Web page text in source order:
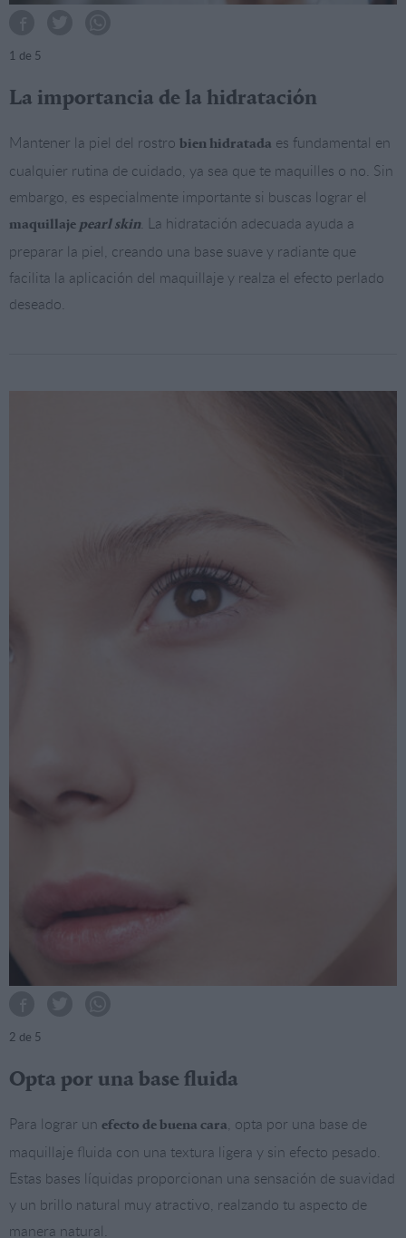
1 de 5
La importancia de la hidratación
Mantener la piel del rostro bien hidratada es fundamental en
cualquier rutina de cuidado, ya sea que te maquilles o no. Sin
embargo, es especialmente importante si buscas lograr el
maquillaje pearl skin. La hidratación adecuada ayuda a
preparar la piel, creando una base suave y radiante que
facilita la aplicación del maquillaje y realza el efecto perlado
deseado.
2 de 5
Opta por una base fluida
Para lograr un efecto de buena cara, opta por una base de
maquillaje fluida con una textura ligera y sin efecto pesado.
Estas bases líquidas proporcionan una sensación de suavidad
y un brillo natural muy atractivo, realzando tu aspecto de
manera natural.